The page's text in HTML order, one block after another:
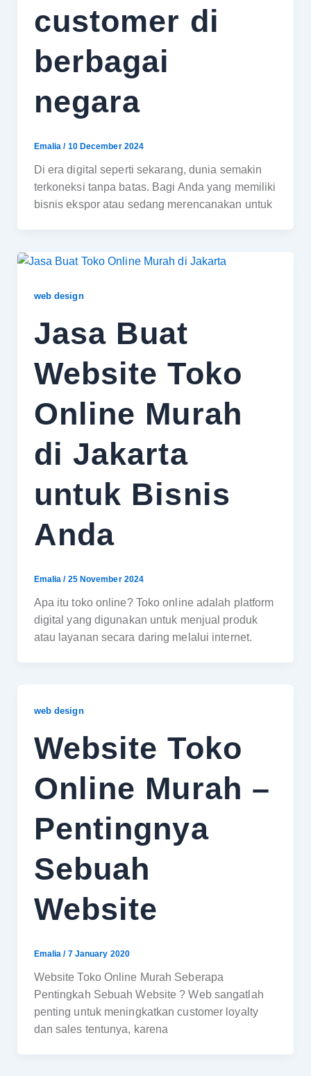
customer di
berbagai
negara
Emalia/ 10 December 2024
Di era digital seperti sekarang, dunia semakin
terkoneksi tanpa batas. Bagi Anda yang memiliki
bisnis ekspor atau sedang merencanakan untuk
web design
Jasa Buat
Website Toko
Online Murah
di Jakarta
untuk Bisnis
Anda
Emalia/ 25 November 2024
Apa itu toko online? Toko online adalah platform
digital yang digunakan untuk menjual produk
atau layanan secara daring melalui internet.
web design
Website Toko
Online Murah –
Pentingnya
Sebuah
Website
Emalia/ 7 January 2020
Website Toko Online Murah Seberapa
Pentingkah Sebuah Website ? Web sangatlah
penting untuk meningkatkan customer loyalty
dan sales tentunya, karena